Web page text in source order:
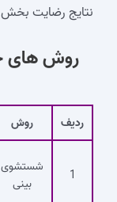
نتایج رضایت
روش های
ردیف روش
1
شستشوی
بینی